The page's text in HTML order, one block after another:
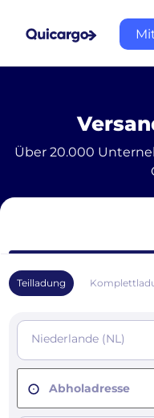
Über 20.000
Teilladung
Niederlande (NL)
Abholadresse